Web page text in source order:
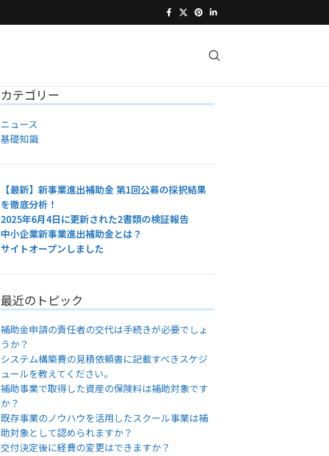
カテゴリー
ニュース
基礎知識
【最新】新事業進出補助金 第1回公募の採択結果
を徹底分析！
2025年6月4日に更新された2書類の検証報告
中小企業新事業進出補助金とは？
サイトオープンしました
最近のトピック
補助金申請の責任者の交代は手続きが必要でしょ
うか？
システム構築費の見積依頼書に記載すべきスケジ
ュールを教えてください。
補助事業で取得した資産の保険料は補助対象です
か？
既存事業のノウハウを活用したスクール事業は補
助対象として認められますか？
交付決定後に経費の変更はできますか？